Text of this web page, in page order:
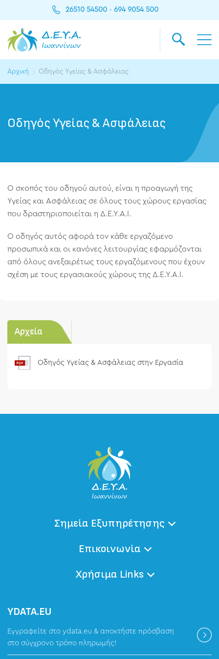
26510 54500 - 694 9054 500
Αρχική Οδηγός Υγείας & Ασφάλειας
Οδηγός Υγείας & Ασφάλειας
Ο σκοπός του οδηγού αυτού, είναι η προαγωγή της
Υγείας και Ασφάλειας σε όλους τους χώρους εργασίας
που δραστηριοποιείται η Δ.Ε.Υ.Α.Ι.
Ο οδηγός αυτός αφορά τον κάθε εργαζόμενο
προσωπικά και οι κανόνες λειτουργίας εφαρμόζονται
από όλους ανεξαιρέτως τους εργαζόμενους που έχουν
σχέση με τους εργασιακούς χώρους της Δ.Ε.Υ.Α.Ι.
Αρχεία
Οδηγός Υγείας & Ασφάλειας στην Εργασία
Σημεία Εξυπηρέτησης
Επικοινωνία
Χρήσιμα Links
ΥDATA.EU
Εγγραφείτε στο ydata.eu & αποκτήστε πρόσβαση
στο σύγχρονο τρόπο πληρωμής!